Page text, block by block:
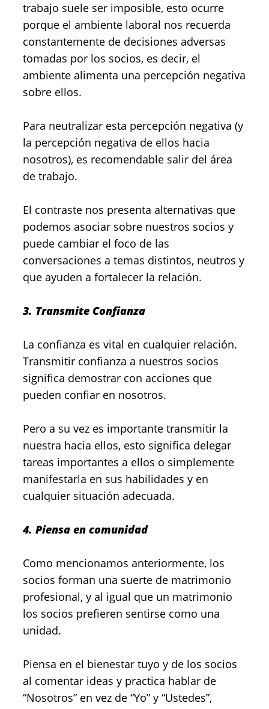
trabajo suele ser imposible, esto ocurre
porque el ambiente laboral nos recuerda
constantemente de decisiones adversas
tomadas por los socios, es decir, el
ambiente alimenta una percepción negativa
sobre ellos.
Para neutralizar esta percepción negativa (y
la percepción negativa de ellos hacia
nosotros), es recomendable salir del área
de trabajo.
El contraste nos presenta alternativas que
podemos asociar sobre nuestros socios y
puede cambiar el foco de las
conversaciones a temas distintos, neutros y
que ayuden a fortalecer la relación.
3. Transmite Confianza
La confianza es vital en cualquier relación.
Transmitir confianza a nuestros socios
significa demostrar con acciones que
pueden confiar en nosotros.
Pero a su vez es importante transmitir la
nuestra hacia ellos, esto significa delegar
tareas importantes a ellos o simplemente
manifestarla en sus habilidades y en
cualquier situación adecuada.
4. Piensa en comunidad
Como mencionamos anteriormente, los
socios forman una suerte de matrimonio
profesional, y al igual que un matrimonio
los socios prefieren sentirse como una
unidad.
Piensa en el bienestar tuyo y de los socios
al comentar ideas y practica hablar de
“Nosotros” en vez de “Yo” y “Ustedes”,